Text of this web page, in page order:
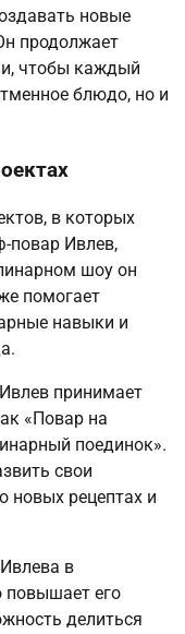
новые
продолжает
чтобы каждый
блюдо, но и
в которых
повар Ивлев,
шоу он
помогает
навыки и
принимает
«Повар на
поединок».
свои
новых рецептах и
в
повышает его
делиться